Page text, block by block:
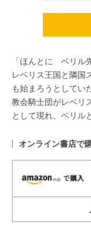
「ほんとに ベリル
レベリス王国と隣国
も始まろうとしてい
教会騎士団がレベリ
として現れ、ベリル
オンライン書店で